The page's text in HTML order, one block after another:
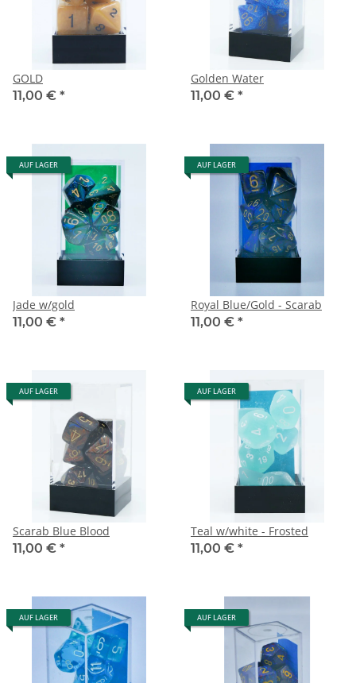
GOLD
11,00 € *
Golden Water
11,00 € *
AUF LAGER
Jade w/gold
11,00 € *
AUF LAGER
Royal Blue/Gold - Scarab
11,00 € *
AUF LAGER
Scarab Blue Blood
11,00 € *
AUF LAGER
Teal w/white - Frosted
11,00 € *
AUF LAGER AUF LAGER